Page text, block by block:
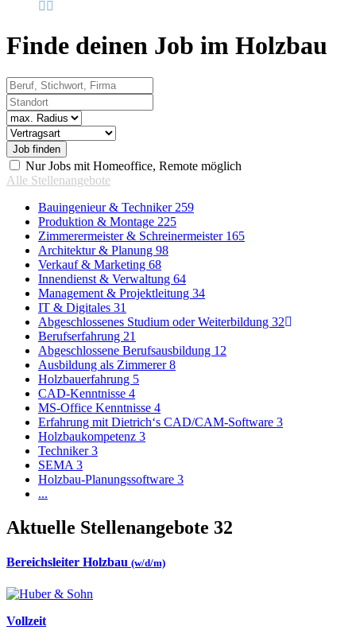
Finde deinen Job im Holzbau
Beruf, Stichwort, Firma
Standort
Radius
Vertragsart
Nur Jobs mit Homeoffice, Remote möglich
Alle Stellenangebote
Bauingenieur & Techniker 259
Produktion & Montage 225
Zimmerermeister & Schreinermeister 165
Architektur & Planung 98
Verkauf & Marketing 68
Innendienst & Verwaltung 64
Management & Projektleitung 34
IT & Digitales 31
Abgeschlossenes Studium oder Weiterbildung 32
Berufserfahrung 21
Abgeschlossene Berufsausbildung 12
Ausbildung als Zimmerer8
Holzbauerfahrung 5
CAD-Kenntnisse 4
MS-Office Kenntnisse 4
Erfahrung mit Dietrich‘s CAD/CAM-Software 3
Holzbaukompetenz 3
Techniker3
SEMA 3
Holzbau-Planungssoftware 3
...
Aktuelle Stellenangebote 32
Bereichsleiter Holzbau (w/d/m)
Vollzeit